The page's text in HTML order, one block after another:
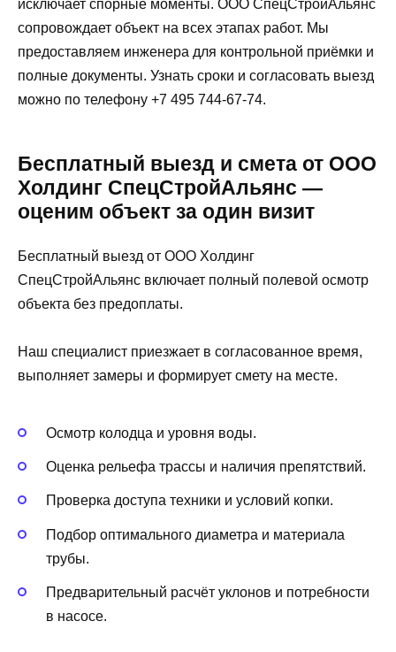
исключает спорные моменты. ООО СпецСтройАльянс
сопровождает объект на всех этапах работ. Мы
предоставляем инженера для контрольной приёмки и
полные документы. Узнать сроки и согласовать выезд
можно по телефону +7 495 744-67-74.
Бесплатный выезд и смета от ООО
Холдинг СпецСтройАльянс —
оценим объект за один визит
Бесплатный выезд от ООО Холдинг
СпецСтройАльянс включает полный полевой осмотр
объекта без предоплаты.
Наш специалист приезжает в согласованное время,
выполняет замеры и формирует смету на месте.
Осмотр колодца и уровня воды.
Оценка рельефа трассы и наличия препятствий.
Проверка доступа техники и условий копки.
Подбор оптимального диаметра и материала
трубы.
Предварительный расчёт уклонов и потребности
в насосе.